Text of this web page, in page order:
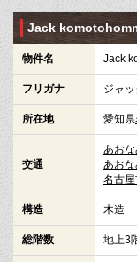
Jack
物件名 Jack
フリガナ ジャ
所在地 愛知県
交通
あお
あお
名古
構造 木造
総階数 地上3